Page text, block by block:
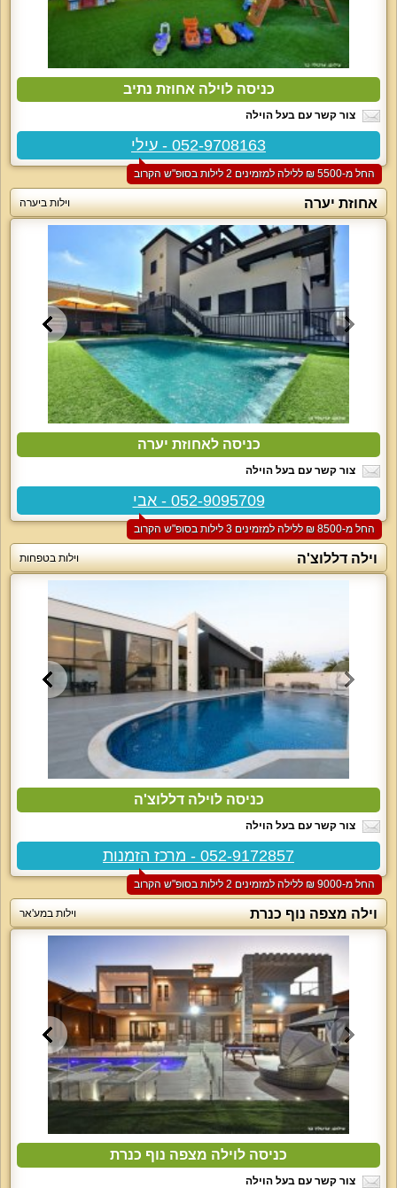
כניסה לוילה אחוזת נתיב
צור קשר עם בעל הוילה
052-9708163 - עילי
החל מ-‏5500 ₪ ללילה למזמינים 2 לילות בסופ"ש הקרוב
אחוזת יערה וילות ביערה
כניסה לאחוזת יערה
צור קשר עם בעל הוילה
052-9095709 - אבי
החל מ-‏8500 ₪ ללילה למזמינים 3 לילות בסופ"ש הקרוב
וילה דללוצ'ה וילות בטפחות
כניסה לוילה דללוצ'ה
צור קשר עם בעל הוילה
052-9172857 - מרכז הזמנות
החל מ-‏9000 ₪ ללילה למזמינים 2 לילות בסופ"ש הקרוב
וילה מצפה נוף כנרת וילות במע'אר
כניסה לוילה מצפה נוף כנרת
צור קשר עם בעל הוילה